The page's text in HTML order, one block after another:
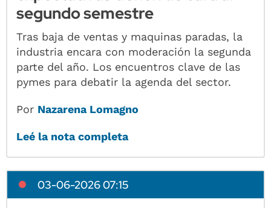
segundo semestre
Tras baja de ventas y maquinas paradas, la
industria encara con moderación la segunda
parte del año. Los encuentros clave de las
pymes para debatir la agenda del sector.
Por Nazarena Lomagno
Leé la nota completa
03-06-2026 07:15